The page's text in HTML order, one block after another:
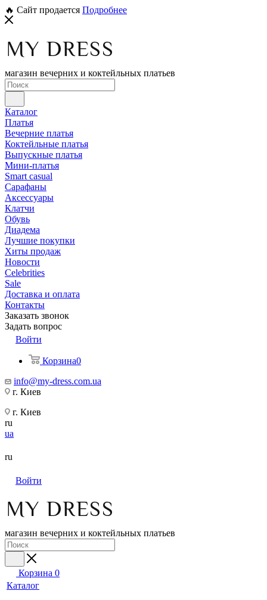
🔥 Сайт продается Подробнее
магазин вечерних и коктейльных платьев
Каталог
Платья
Вечерние платья
Коктейльные платья
Выпускные платья
Мини-платья
Smart casual
Сарафаны
Аксессуары
Клатчи
Обувь
Диадема
Лучшие покупки
Хиты продаж
Новости
Celebrities
Sale
Доставка и оплата
Контакты
Заказать звонок
Задать вопрос
Войти
Корзина0
info@my-dress.com.ua
г. Киев
г. Киев
ru
ua
ru
Войти
магазин вечерних и коктейльных платьев
Корзина 0
Каталог